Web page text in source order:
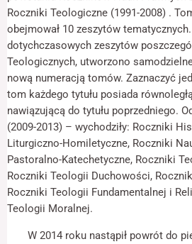
Roczniki Teologiczne (1991-2008) .
obejmował 10 zeszytów
dotychczasowych zeszytów
Teologicznych, utworzono
nową numeracją tomów. Zaznaczyć
tom każdego tytułu posiada
nawiązującą do tytułu poprzedniego.
(2009-2013) – wychodziły: Roczniki
Liturgiczno-Homiletyczne, Roczniki
Pastoralno-Katechetyczne, Roczniki
Roczniki Teologii Duchowości,
Roczniki Teologii Fundamentalnej i
Teologii Moralnej.
W 2014 roku nastąpił powrót do